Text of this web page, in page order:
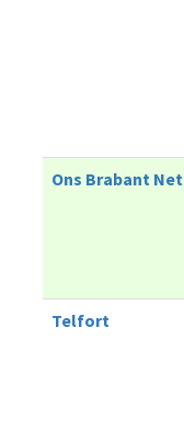
Ons Brabant Net
Telfort